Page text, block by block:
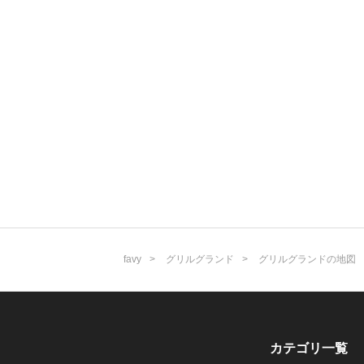
favy グリルグランド グリルグランドの地図
カテゴリ一覧